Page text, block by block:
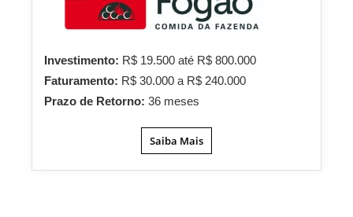
Investimento: R$ 19.500 até R$ 800.000
Faturamento: R$ 30.000 a R$ 240.000
Prazo de Retorno: 36 meses
Saiba Mais